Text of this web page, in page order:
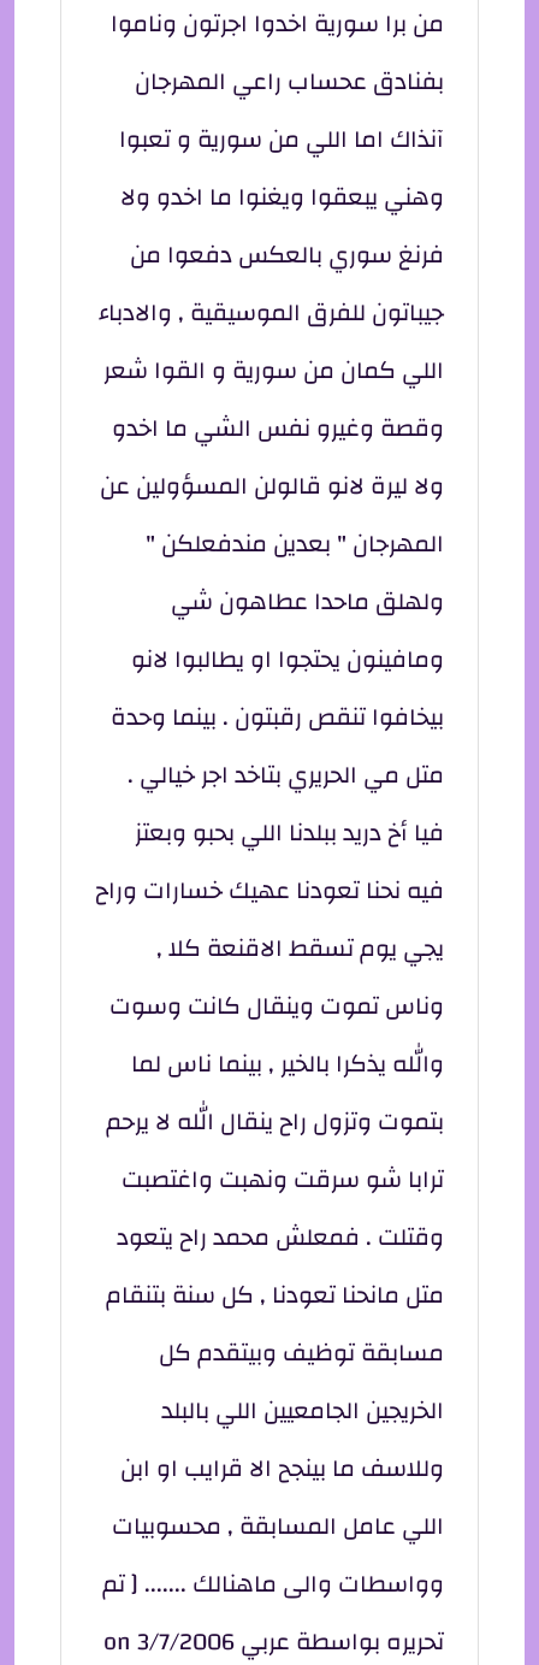
من برا سورية اخدوا اجرتون وناموا
بفنادق عحساب راعي المهرجان
آنذاك اما اللي من سورية و تعبوا
وهني يبعقوا ويغنوا ما اخدو ولا
فرنغ سوري بالعكس دفعوا من
جيباتون للفرق الموسيقية , والادباء
اللي كمان من سورية و القوا شعر
وقصة وغيرو نفس الشي ما اخدو
ولا ليرة لانو قالولن المسؤولين عن
المهرجان " بعدين مندفعلكن "
ولهلق ماحدا عطاهون شي
ومافينون يحتجوا او يطالبوا لانو
بيخافوا تنقص رقبتون . بينما وحدة
متل مي الحريري بتاخد اجر خيالي .
فيا أخ دريد ببلدنا اللي بحبو وبعتز
فيه نحنا تعودنا عهيك خسارات وراح
يجي يوم تسقط الاقنعة كلا ,
وناس تموت وينقال كانت وسوت
والله يذكرا بالخير , بينما ناس لما
بتموت وتزول راح ينقال الله لا يرحم
ترابا شو سرقت ونهبت واغتصبت
وقتلت . فمعلش محمد راح يتعود
متل مانحنا تعودنا , كل سنة بتنقام
مسابقة توظيف وبيتقدم كل
الخريجين الجامعيين اللي بالبلد
وللاسف ما بينجح الا قرايب او ابن
اللي عامل المسابقة , محسوبيات
وواسطات والى ماهنالك ....... [ تم
تحريره بواسطة عربي on 3/7/2006